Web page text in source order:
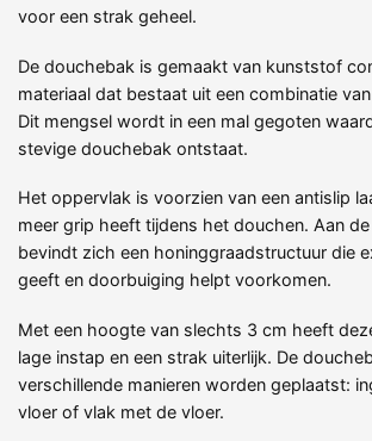
voor een strak geheel.
De douchebak is gemaakt van kunststof
materiaal dat bestaat uit een combinatie
Dit mengsel wordt in een mal gegoten
stevige douchebak ontstaat.
Het oppervlak is voorzien van een antislip
meer grip heeft tijdens het douchen. Aan
bevindt zich een honinggraadstructuur die
geeft en doorbuiging helpt voorkomen.
Met een hoogte van slechts 3 cm heeft
lage instap en een strak uiterlijk. De
verschillende manieren worden geplaatst:
vloer of vlak met de vloer.